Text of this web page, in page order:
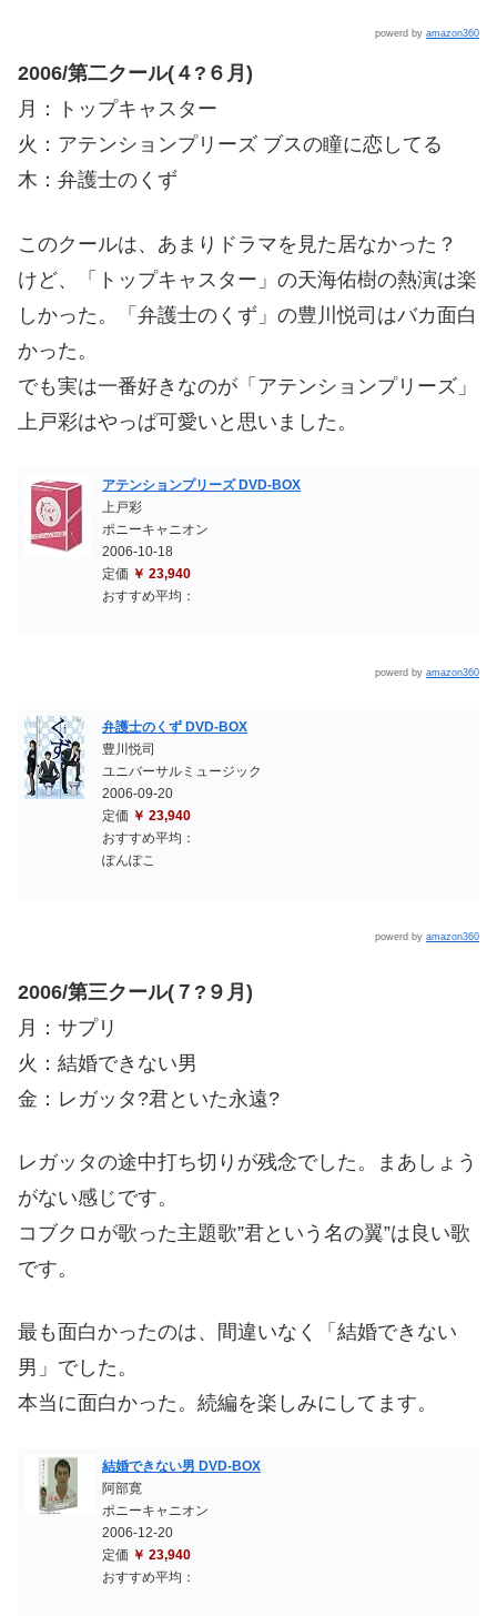
powerd by amazon360
2006/第二クール(４?６月)
月：トップキャスター
火：アテンションプリーズ ブスの瞳に恋してる
木：弁護士のくず
このクールは、あまりドラマを見た居なかった？
けど、「トップキャスター」の天海佑樹の熱演は楽
しかった。「弁護士のくず」の豊川悦司はバカ面白
かった。
でも実は一番好きなのが「アテンションプリーズ」
上戸彩はやっぱ可愛いと思いました。
アテンションプリーズ DVD-BOX
上戸彩
ポニーキャニオン
2006-10-18
定価 ￥ 23,940
おすすめ平均：
powerd by amazon360
弁護士のくず DVD-BOX
豊川悦司
ユニバーサルミュージック
2006-09-20
定価 ￥ 23,940
おすすめ平均：
ぽんぽこ
powerd by amazon360
2006/第三クール(７?９月)
月：サプリ
火：結婚できない男
金：レガッタ?君といた永遠?
レガッタの途中打ち切りが残念でした。まあしょう
がない感じです。
コブクロが歌った主題歌”君という名の翼”は良い歌
です。
最も面白かったのは、間違いなく「結婚できない
男」でした。
本当に面白かった。続編を楽しみにしてます。
結婚できない男 DVD-BOX
阿部寛
ポニーキャニオン
2006-12-20
定価 ￥ 23,940
おすすめ平均：